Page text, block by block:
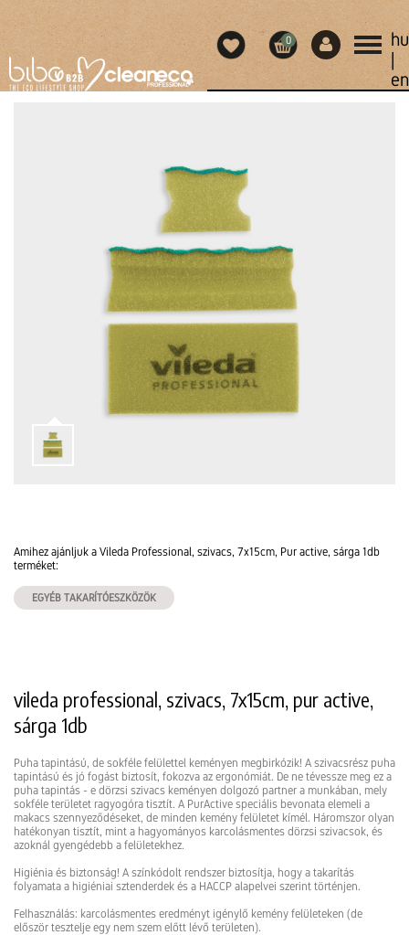
0
hu
en
Amihez ajánljuk a Vileda Professional, szivacs, 7x15cm, Pur active, sárga 1db
terméket:
EGYÉB TAKARÍTÓESZKÖZÖK
vileda professional, szivacs, 7x15cm, pur active,
sárga 1db
Puha tapintású, de sokféle felülettel keményen megbirkózik! A szivacsrész puha
tapintású és jó fogást biztosít, fokozva az ergonómiát. De ne tévessze meg ez a
puha tapintás - e dörzsi szivacs keményen dolgozó partner a munkában, mely
sokféle területet ragyogóra tisztít. A PurActive speciális bevonata elemeli a
makacs szennyeződéseket, de minden kemény felületet kímél. Háromszor olyan
hatékonyan tisztít, mint a hagyományos karcolásmentes dörzsi szivacsok, és
azoknál gyengédebb a felületekhez.
Higiénia és biztonság! A színkódolt rendszer biztosítja, hogy a takarítás
folyamata a higiéniai sztenderdek és a HACCP alapelvei szerint történjen.
Felhasználás: karcolásmentes eredményt igénylő kemény felületeken (de
először tesztelje egy nem szem előtt lévő területen).